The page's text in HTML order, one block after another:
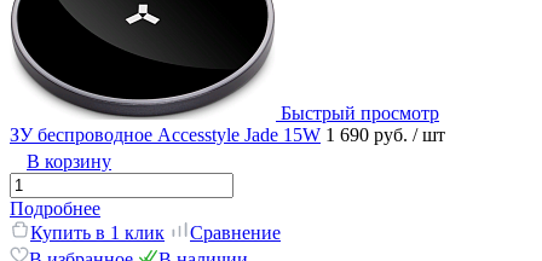
Быстрый просмотр
ЗУ беспроводное Accesstyle Jade 15W 1 690 руб. / шт
В корзину
Подробнее
Купить в 1 клик
Сравнение